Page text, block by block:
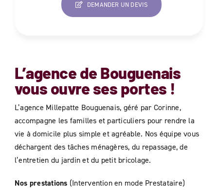
L’agence deBouguenais
vous ouvre ses portes !
L’agence Millepatte Bouguenais, géré par Corinne,
accompagne les familles et particuliers pour rendre la
vie à domicile plus simple et agréable. Nos équipe vous
déchargent des tâches ménagères, du repassage, de
l’entretien du jardin et du petit bricolage.
Nos prestations (Intervention en mode Prestataire)
DEMANDER UN DEVIS